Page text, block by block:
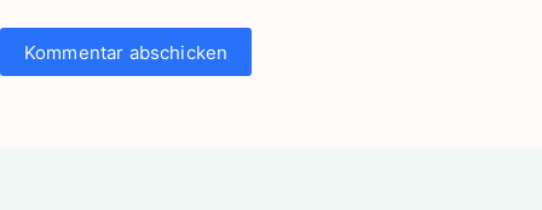
Kommentar abschicken